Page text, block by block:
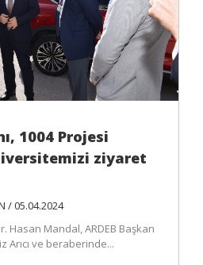
1004 Projesi
ziyaret
/ 05.04.2024
Hasan Mandal, ARDEB Başkan
Arıcı ve beraberinde...